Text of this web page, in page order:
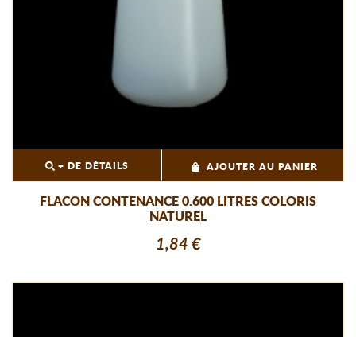
+ DE DÉTAILS AJOUTER AU PANIER
FLACON CONTENANCE 0.600 LITRES COLORIS
NATUREL
1,84 €